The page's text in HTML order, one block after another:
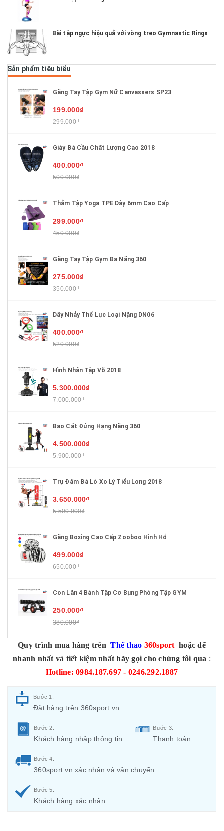
Bài tập ngực hiệu quả với vòng treo Gymnastic Rings
Sản phẩm tiêu biểu
Găng Tay Tập Gym Nữ Canvassers SP23
199.000₫
299.000₫
Giày Đá Cầu Chất Lượng Cao 2018
400.000₫
500.000₫
Thảm Tập Yoga TPE Dày 6mm Cao Cấp
299.000₫
450.000₫
Găng Tay Tập Gym Đa Năng 360
275.000₫
350.000₫
Dây Nhảy Thể Lực Loại Nặng DN06
400.000₫
520.000₫
Hình Nhân Tập Võ 2018
5.300.000₫
7.000.000₫
Bao Cát Đứng Hạng Nặng 360
4.500.000₫
5.900.000₫
Trụ Đấm Đá Lò Xo Lý Tiểu Long 2018
3.650.000₫
5.500.000₫
Găng Boxing Cao Cấp Zooboo Hình Hổ
499.000₫
650.000₫
Con Lăn 4 Bánh Tập Cơ Bụng Phòng Tập GYM
250.000₫
380.000₫
Quy trình mua hàng trên Thể thao 360sport hoặc để
nhanh nhất và tiết kiệm nhất hãy gọi cho chúng tôi qua :
Hotline: 0984.187.697 - 0246.292.1887
Bước 1:
Đặt hàng trên 360sport.vn
Bước 2:
Khách hàng nhập thông tin
Bước 3:
Thanh toán
Bước 4:
360sport.vn xác nhận và vận chuyển
Bước 5:
Khách hàng xác nhận